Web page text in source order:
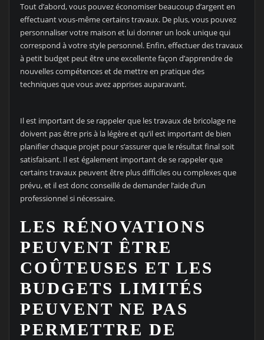
Tout d’abord, vous pouvez économiser beaucoup d’argent en
effectuant vous-même certains travaux. De plus, vous pouvez
personnaliser votre maison et lui donner un look unique qui
correspond à votre style personnel. Enfin, effectuer des travaux
à petit budget peut être une excellente façon d’apprendre de
nouvelles compétences et de mettre en pratique des
techniques que vous avez apprises auparavant.
Il est important de se rappeler que les travaux de bricolage ne
doivent pas être pris à la légère et qu’il est important de bien
planifier chaque projet pour s’assurer que le résultat final soit
satisfaisant. Il est également important de se rappeler que
certains travaux peuvent être plus difficiles ou complexes que
prévu, et il est donc conseillé de demander l’aide d’un
professionnel si nécessaire.
LES RÉNOVATIONS
PEUVENT ÊTRE
COÛTEUSES ET LES
BUDGETS LIMITÉS
PEUVENT NE PAS
PERMETTRE DE